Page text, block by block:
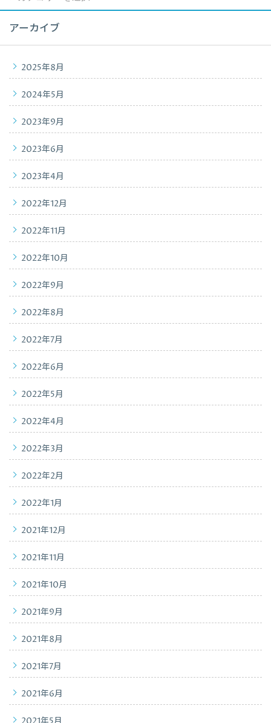
テ
アーカイブ
2025年8月
2024年5月
2023年9月
2023年6月
2023年4月
2022年12月
2022年11月
2022年10月
2022年9月
2022年8月
2022年7月
2022年6月
2022年5月
2022年4月
2022年3月
2022年2月
2022年1月
2021年12月
2021年11月
2021年10月
2021年9月
2021年8月
2021年7月
2021年6月